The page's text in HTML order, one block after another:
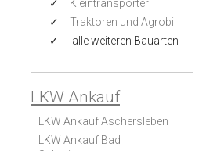
Kleintransporter
Traktoren und Agrobil
alle weiteren Bauarten
LKW Ankauf
LKW Ankauf Aschersleben
LKW Ankauf Bad